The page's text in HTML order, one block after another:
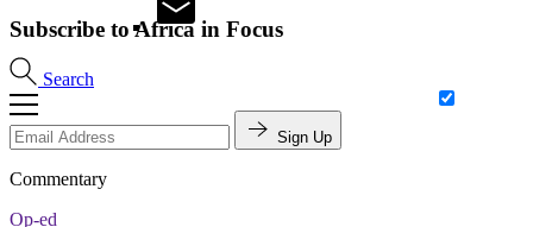
Search
Subscribe to Africa in Focus
Sign Up
Commentary
Op-ed